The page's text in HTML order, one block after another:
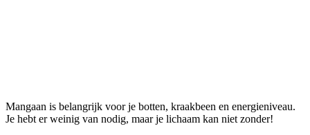
Mangaan is belangrijk voor je botten, kraakbeen en energieniveau.
Je hebt er weinig van nodig, maar je lichaam kan niet zonder!